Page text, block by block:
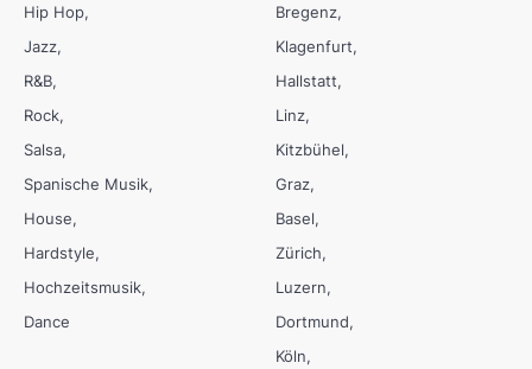
Hip Hop
Jazz
R&B
Rock
Salsa
Spanische Musik
House
Hardstyle
Hochzeitsmusik
Dance
Bregenz
Klagenfurt
Hallstatt
Linz
Kitzbühel
Graz
Basel
Zürich
Luzern
Dortmund
Köln